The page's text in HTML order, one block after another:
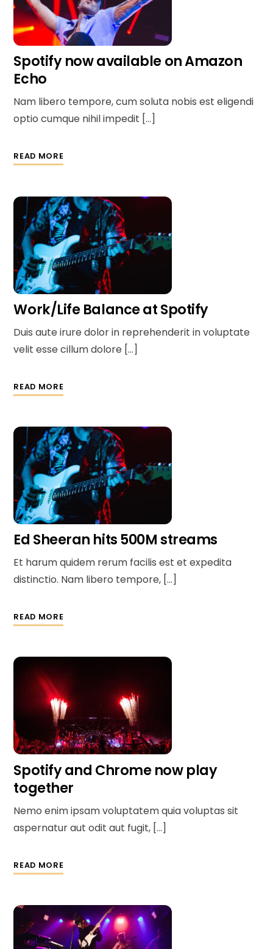
Spotify now available on Amazon
Echo
Nam libero tempore, cum soluta nobis est eligendi
optio cumque nihil impedit […]
READ MORE
Work/Life Balance at Spotify
Duis aute irure dolor in reprehenderit in voluptate
velit esse cillum dolore […]
READ MORE
Ed Sheeran hits 500M streams
Et harum quidem rerum facilis est et expedita
distinctio. Nam libero tempore, […]
READ MORE
Spotify and Chrome now play
together
Nemo enim ipsam voluptatem quia voluptas sit
aspernatur aut odit aut fugit, […]
READ MORE